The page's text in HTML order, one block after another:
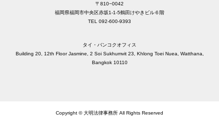
〒810−0042
福岡県福岡市中央区赤坂1-1-5鶴田けやきビル６階
TEL 092-600-9393
タイ・バンコクオフィス
Building 20, 12th Floor Jasmine, 2 Soi Sukhumvit 23, Khlong Toei Nuea, Watthana,
Bangkok 10110
Copyright © 大明法律事務所 All Rights Reserved